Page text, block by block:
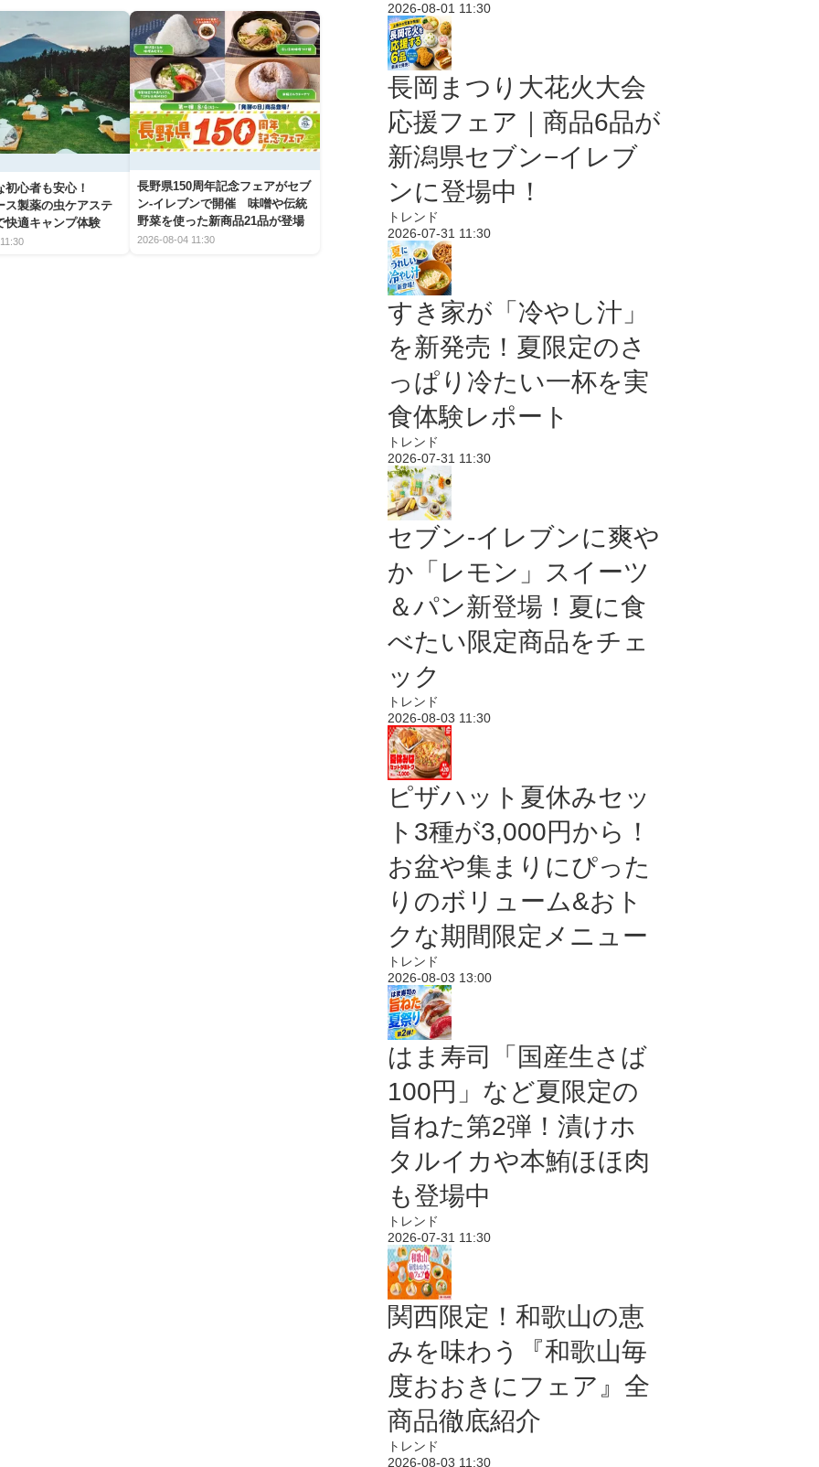
初心者も安心！
ス製薬の虫ケアステ
快適キャンプ体験
長野県150周年記念フェアがセブ
ン-イレブンで開催 味噌や伝統
野菜を使った新商品21品が登場
2026-08-04 11:30
2026-08-01 11:30
長岡まつり大花火大会
応援フェア｜商品6品が
新潟県セブン−イレブ
ンに登場中！
トレンド
2026-07-31 11:30
すき家が「冷やし汁」
を新発売！夏限定のさ
っぱり冷たい一杯を実
食体験レポート
トレンド
2026-07-31 11:30
セブン‐イレブンに爽や
か「レモン」スイーツ
＆パン新登場！夏に食
べたい限定商品をチェ
ック
トレンド
2026-08-03 11:30
ピザハット夏休みセッ
ト3種が3,000円から！
お盆や集まりにぴった
りのボリューム&おト
クな期間限定メニュー
トレンド
2026-08-03 13:00
はま寿司「国産生さば
100円」など夏限定の
旨ねた第2弾！漬けホ
タルイカや本鮪ほほ肉
も登場中
トレンド
2026-07-31 11:30
関西限定！和歌山の恵
みを味わう『和歌山毎
度おおきにフェア』全
商品徹底紹介
トレンド
2026-08-03 11:30